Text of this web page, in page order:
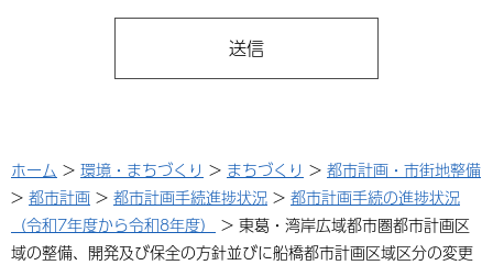
ホーム > 環境・まちづくり > まちづくり > 都市計画・市街地整備
> 都市計画 > 都市計画手続進捗状況 > 都市計画手続の進捗状況
（令和7年度から令和8年度）
> 東葛・湾岸広域都市圏都市計画区
域の整備、開発及び保全の方針並びに船橋都市計画区域区分の変更